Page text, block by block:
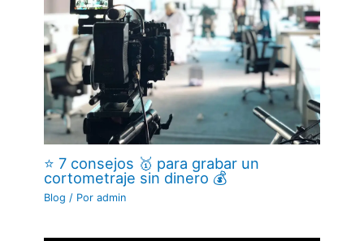
⭐ 7 consejos 🥇 para grabar un
cortometraje sin dinero 💰
Blog / Poradmin